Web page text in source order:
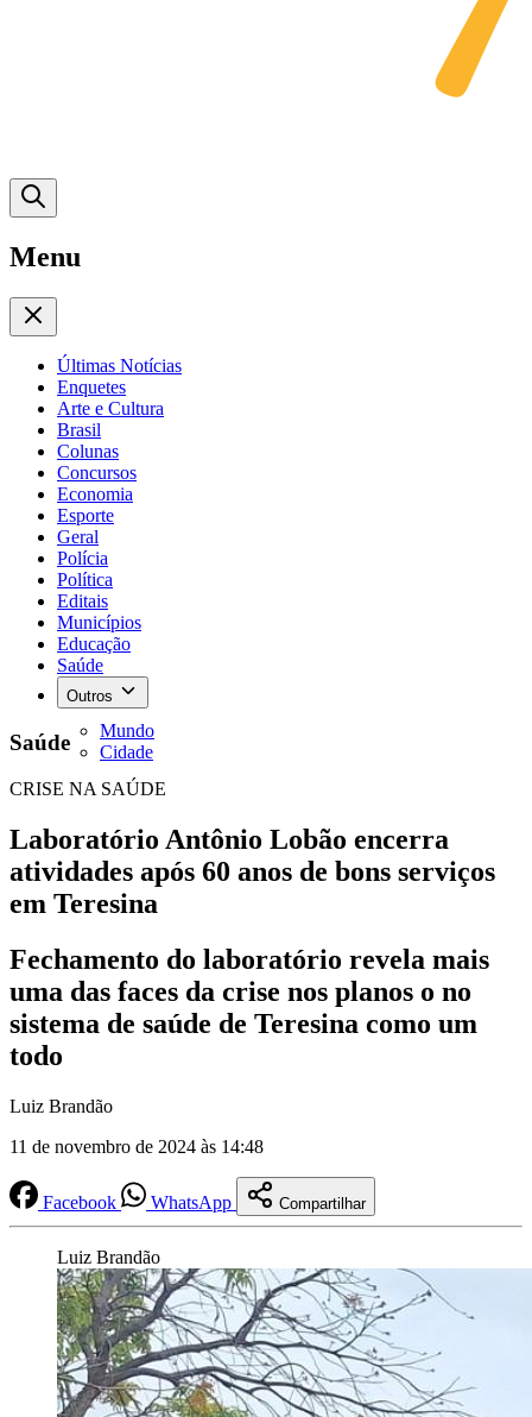
Menu
Últimas Notícias
Enquetes
Arte e Cultura
Brasil
Colunas
Concursos
Economia
Esporte
Geral
Polícia
Política
Editais
Municípios
Educação
Saúde
Outros
Mundo
Cidade
Saúde
CRISE NA SAÚDE
Laboratório Antônio Lobão encerra
atividades após 60 anos de bons serviços
em Teresina
Fechamento do laboratório revela mais
uma das faces da crise nos planos o no
sistema de saúde de Teresina como um
todo
Luiz Brandão
11 de novembro de 2024 às 14:48
Facebook WhatsApp Compartilhar
Luiz Brandão